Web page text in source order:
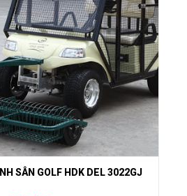
SÂN GOLF HDK DEL 3022GJ